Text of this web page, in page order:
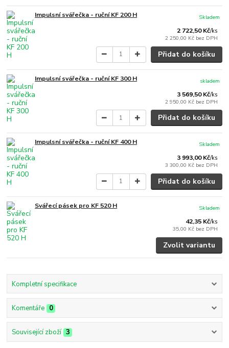
Impulsní svářečka - ruční KF 200 H
2 722,50 Kč/ks
2 250,00 Kč bez DPH
Skladem
Přidat do košíku
Impulsní svářečka - ruční KF 300 H
3 569,50 Kč/ks
2 950,00 Kč bez DPH
skladem
Přidat do košíku
Impulsní svářečka - ruční KF 400 H
3 993,00 Kč/ks
3 300,00 Kč bez DPH
Skladem
Přidat do košíku
Svářecí pásek pro KF 520 H
42,35 Kč/ks
35,00 Kč bez DPH
Skladem
Zvolit variantu
Kompletní specifikace
Komentáře 0
Související zboží 3